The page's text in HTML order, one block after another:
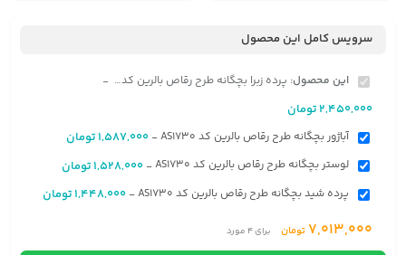
سرویس کامل این محصول
این محصول: پرده زبرا بچگانه طرح رقاص بالرین کد AS1730 -
2,450,000تومان
آباژور بچگانه طرح رقاص بالرین کد AS1730 -
1,587,000تومان
لوستر بچگانه طرح رقاص بالرین کد AS1730 -
1,528,000تومان
پرده شید بچگانه طرح رقاص بالرین کد AS1730 -
1,448,000تومان
7,013,000 تومان برای4مورد